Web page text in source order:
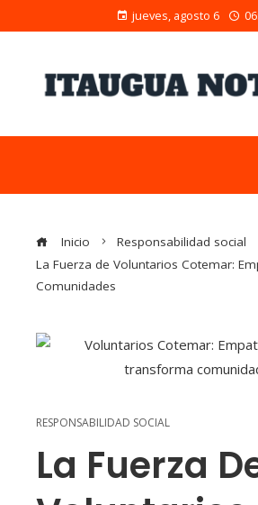
jueves, agosto 6
Inicio
Responsabilidad social
La Fuerza de Voluntarios Cotemar:
Comunidades
RESPONSABILIDAD SOCIAL
La Fuerza